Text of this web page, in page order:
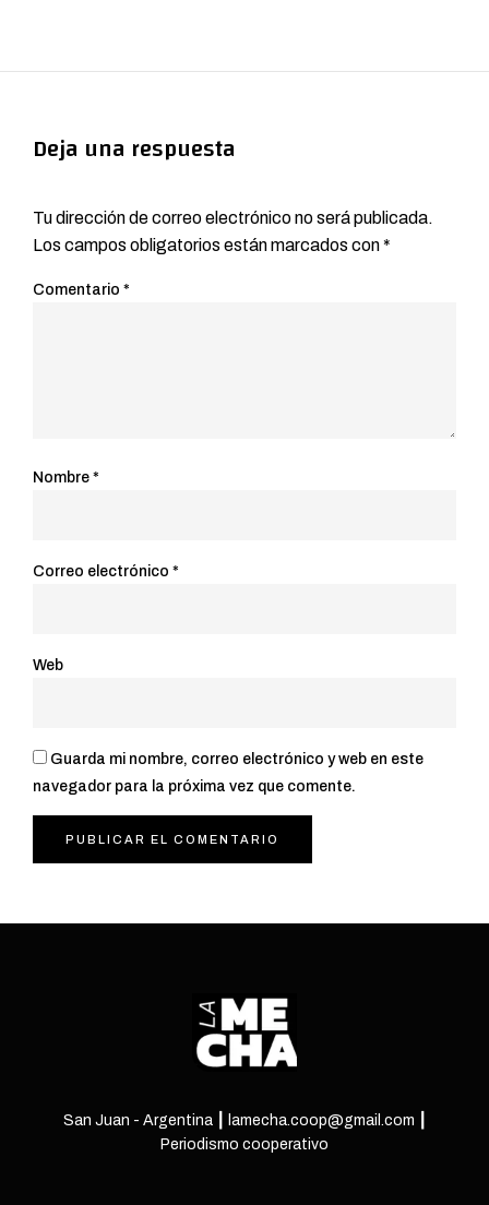
Deja una respuesta
Tu dirección de correo electrónico no será publicada.
Los campos obligatorios están marcados con*
Comentario *
Nombre *
Correo electrónico *
Web
Guarda mi nombre, correo electrónico y web en este
navegador para la próxima vez que comente.
San Juan - Argentina ┃ lamecha.coop@gmail.com ┃
Periodismo cooperativo